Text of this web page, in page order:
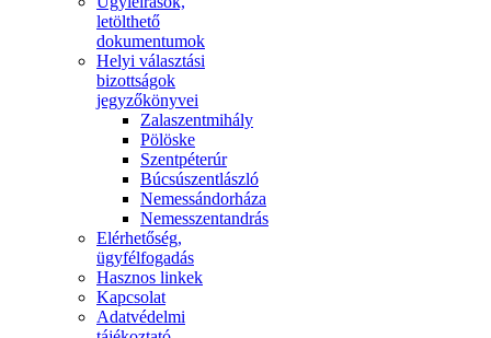
letölthető
dokumentumok
Helyi választási
bizottságok
jegyzőkönyvei
Zalaszentmihály
Pölöske
Szentpéterúr
Búcsúszentlászló
Nemessándorháza
Nemesszentandrás
Elérhetőség,
ügyfélfogadás
Hasznos linkek
Kapcsolat
Adatvédelmi